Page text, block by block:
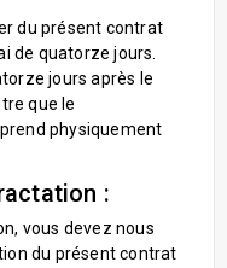
du présent contrat
de quatorze jours.
jours après le
que le
physiquement
:
vous devez nous
du présent contrat